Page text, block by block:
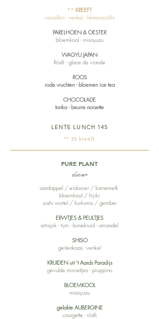
** KREEFT
cavaillon - venkel - hemerocallis
PARELHOEN & OESTER
bloemkool - misoyuzu
WAGYU JAPAN
Röstli - glace de viande
ROOS
rode vruchten - bloemen ice tea​
CHOCOLADE
tonka - beurre noisette
LENTE LUNCH 145
** 35 kreeft
PURE PLANT
diner
aardappel / eidooier / karnemelk
bloemkool / hijiki
sushi wortel / kurkuma / gember
ERWTJES & PEULTJES
artisjok - tijm - bonekruid - amandel
SHISO
geitenkaas - venkel
KRUIDEN uit ‘t Aards Paradijs
gevulde morieltjes - pioppino
BLOEMKOOL
misoyuzu
gelakte AUBERGINE
courgette - röstli